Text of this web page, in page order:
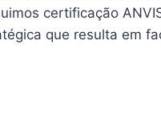
certificação
que resulta em